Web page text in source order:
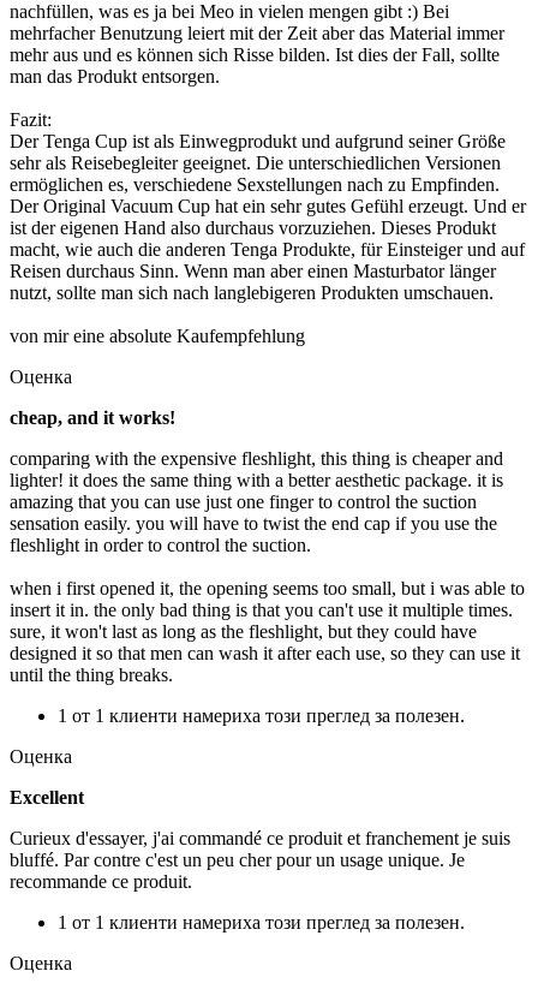
nachfüllen, was es ja bei Meo in vielen mengen gibt :) Bei
mehrfacher Benutzung leiert mit der Zeit aber das Material immer
mehr aus und es können sich Risse bilden. Ist dies der Fall, sollte
man das Produkt entsorgen.
Fazit:
Der Tenga Cup ist als Einwegprodukt und aufgrund seiner Größe
sehr als Reisebegleiter geeignet. Die unterschiedlichen Versionen
ermöglichen es, verschiedene Sexstellungen nach zu Empfinden.
Der Original Vacuum Cup hat ein sehr gutes Gefühl erzeugt. Und er
ist der eigenen Hand also durchaus vorzuziehen. Dieses Produkt
macht, wie auch die anderen Tenga Produkte, für Einsteiger und auf
Reisen durchaus Sinn. Wenn man aber einen Masturbator länger
nutzt, sollte man sich nach langlebigeren Produkten umschauen.
von mir eine absolute Kaufempfehlung
Оценка
cheap, and it works!
comparing with the expensive fleshlight, this thing is cheaper and
lighter! it does the same thing with a better aesthetic package. it is
amazing that you can use just one finger to control the suction
sensation easily. you will have to twist the end cap if you use the
fleshlight in order to control the suction.
when i first opened it, the opening seems too small, but i was able to
insert it in. the only bad thing is that you can't use it multiple times.
sure, it won't last as long as the fleshlight, but they could have
designed it so that men can wash it after each use, so they can use it
until the thing breaks.
1 от 1 клиенти намериха този преглед за полезен.
Оценка
Excellent
Curieux d'essayer, j'ai commandé ce produit et franchement je suis
bluffé. Par contre c'est un peu cher pour un usage unique. Je
recommande ce produit.
1 от 1 клиенти намериха този преглед за полезен.
Оценка